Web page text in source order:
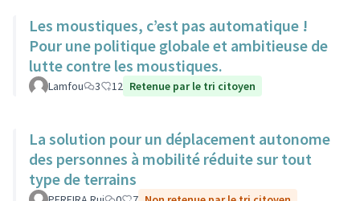
Les moustiques, c’est pas automatique !
Pour une politique globale et ambitieuse de
lutte contre les moustiques.
Lamfou 3 12 Retenue par le tri citoyen
La solution pour un déplacement autonome
des personnes à mobilité réduite sur tout
type de terrains